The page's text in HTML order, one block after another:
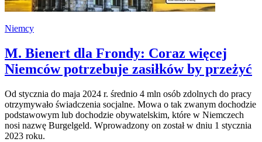
Niemcy
M. Bienert dla Frondy: Coraz więcej
Niemców potrzebuje zasiłków by przeżyć
Od stycznia do maja 2024 r. średnio 4 mln osób zdolnych do pracy
otrzymywało świadczenia socjalne. Mowa o tak zwanym dochodzie
podstawowym lub dochodzie obywatelskim, które w Niemczech
nosi nazwę Burgelgeld. Wprowadzony on został w dniu 1 stycznia
2023 roku.